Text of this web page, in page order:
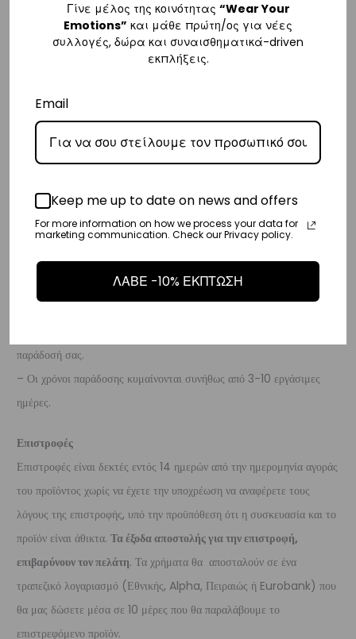
– Η συνεργαζόμενη εταιρεία ταχυμεταφορών,Aramex, θα αναλάβει
την παράδοσή σας.
– Οι χρόνοι παράδοσης κυμαίνονται συνήθως από 2-7 εργάσιμες
Ευρώπη
– Τα έξοδα αποστολής για όλο την Ευρώπη είναι στα€25 .
παράδοσή σας.
– Οι χρόνοι παράδοσης κυμαίνονται συνήθως από 3-8 εργάσιμες
ημέρες.
παράδοσή σας.
– Οι χρόνοι παράδοσης κυμαίνονται συνήθως από 3-10 εργάσιμες
ημέρες.
Επιστροφές
Επιστροφές είναι δεκτές εντός 14 ημερών από την ημερομηνία αγοράς
του προϊόντος χωρίς να έχετε την υποχρέωση να αναφέρετε τους
λόγους της επιστροφής, υπό την προϋπόθεση ότι η συσκευασία και το
προϊόν είναι άθικτα. Τα έξοδα αποστολής για την επιστροφή,
επιβαρύνουν τον πελάτη. Τα χρήματα θα αποσταλούν σε ένα
τραπεζικό λογαριασμό (Εθνικής, Alpha, Πειραιώς ή Eurobank) που
θα μας δώσετε μέσα σε 10 μέρες που θα παραλάβουμε το
επιστρεφόμενο προϊόν.
Γίνε μέλος της κοινότητας “Wear Your
Emotions” και μάθε πρώτη/ος για νέες
συλλογές, δώρα και συναισθηματικά-driven
εκπλήξεις.
Email
Keep me up to date on news and offers
For more information on how we process your data for
marketing communication. Check our Privacy policy.
ΛΑΒΕ -10% ΕΚΠΤΩΣΗ